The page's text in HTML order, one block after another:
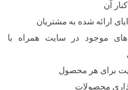
ارائه شده به مشتریان
موجود در سایت همراه با
برای هر محصول
محصولات